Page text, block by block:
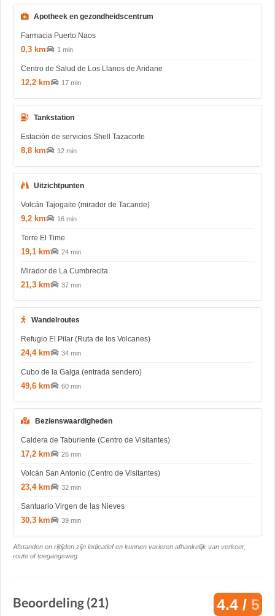
Apotheek en gezondheidscentrum
Farmacia Puerto Naos
0,3 km 1 min
Centro de Salud de Los Llanos de Aridane
12,2 km 17 min
Tankstation
Estación de servicios Shell Tazacorte
8,8 km 12 min
Uitzichtpunten
Volcán Tajogaite (mirador de Tacande)
9,2 km 16 min
Torre El Time
19,1 km 24 min
Mirador de La Cumbrecita
21,3 km 37 min
Wandelroutes
Refugio El Pilar (Ruta de los Volcanes)
24,4 km 34 min
Cubo de la Galga (entrada sendero)
49,6 km 60 min
Bezienswaardigheden
Caldera de Taburiente (Centro de Visitantes)
17,2 km 26 min
Volcán San Antonio (Centro de Visitantes)
23,4 km 32 min
Santuario Virgen de las Nieves
30,3 km 39 min
Afstanden en rijtijden zijn indicatief en kunnen varieren afhankelijk van verkeer,
route of toegangsweg.
Beoordeling (21) 4.4 / 5